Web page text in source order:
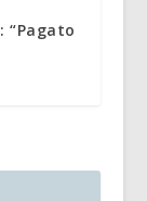
“Pagato